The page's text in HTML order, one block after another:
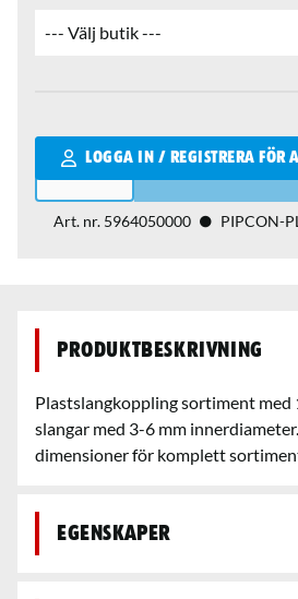
LOGGA IN / REGISTRERA FÖR
Qantity
Art. nr. 5964050000 PIPCON-
Produktbeskrivning
Plastslangkoppling sortiment med
slangar med 3-6 mm
dimensioner för komplett
Egenskaper